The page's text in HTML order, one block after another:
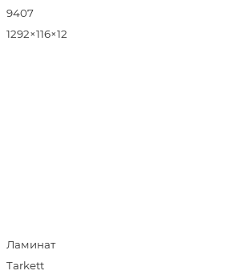
9407
1292×116×12
Ламинат
Tarkett